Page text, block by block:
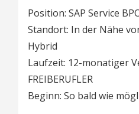
Position: SAP Service
Standort: In der Nähe
Hybrid
Laufzeit: 12-monatiger
FREIBERUFLER
Beginn: So bald wie